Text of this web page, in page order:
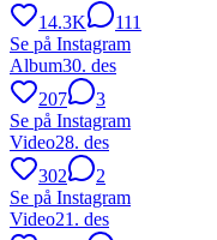
14.3K
111
Se på Instagram
Album30. des
207
3
Se på Instagram
Video28. des
302
2
Se på Instagram
Video21. des